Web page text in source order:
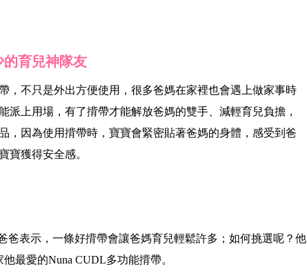
育兒神隊友
，不只是外出方便使用，很多爸媽在家裡也會遇上做家事時
派上用場，有了揹帶才能解放爸媽的雙手、減輕育兒負擔，
，因為使用揹帶時，寶寶會緊密貼著爸媽的身體，感受到爸
寶獲得安全感。
爸表示，一條好揹帶會讓爸媽育兒輕鬆許多；如何挑選呢？他
最愛的Nuna CUDL多功能揹帶。